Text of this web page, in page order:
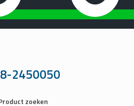
2450050
zoeken